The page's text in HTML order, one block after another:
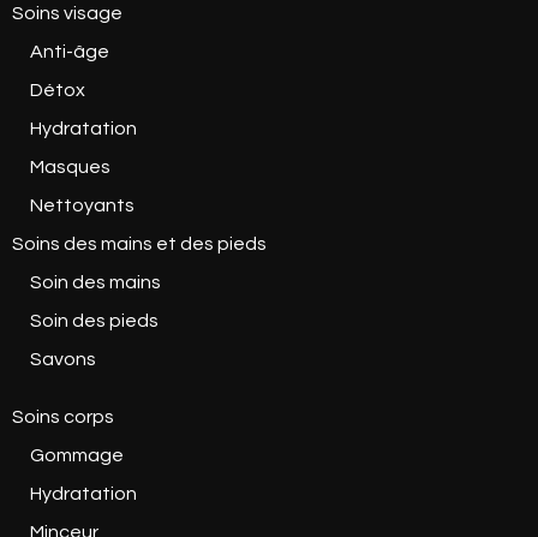
Soins visage
Anti-âge
Détox
Hydratation
Masques
Nettoyants
Soins des mains et des pieds
Soin des mains
Soin des pieds
Savons
Soins corps
Gommage
Hydratation
Minceur